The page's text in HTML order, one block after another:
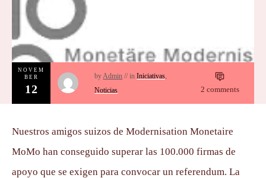
NOVEM
BER
12
byAdmin // inIniciativas,
Noticias
2 comments
Nuestros amigos suizos de Modernisation Monetaire
MoMo han conseguido superar las 100.000 firmas de
apoyo que se exigen para convocar un referendum. La